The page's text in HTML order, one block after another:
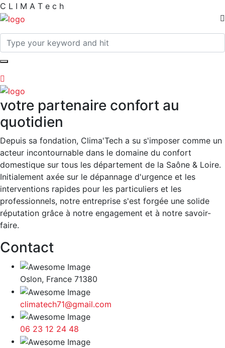
C L I M A T e c h
votre partenaire confort au
quotidien
Depuis sa fondation, Clima'Tech a su s'imposer comme un
acteur incontournable dans le domaine du confort
domestique sur tous les département de la Saône & Loire.
Initialement axée sur le dépannage d'urgence et les
interventions rapides pour les particuliers et les
professionnels, notre entreprise s'est forgée une solide
réputation grâce à notre engagement et à notre savoir-
faire.
Contact
Oslon, France 71380
climatech71@gmail.com
06 23 12 24 48